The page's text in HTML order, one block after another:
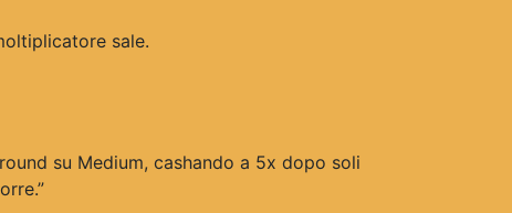
sale.
su Medium, cashando a 5x dopo soli